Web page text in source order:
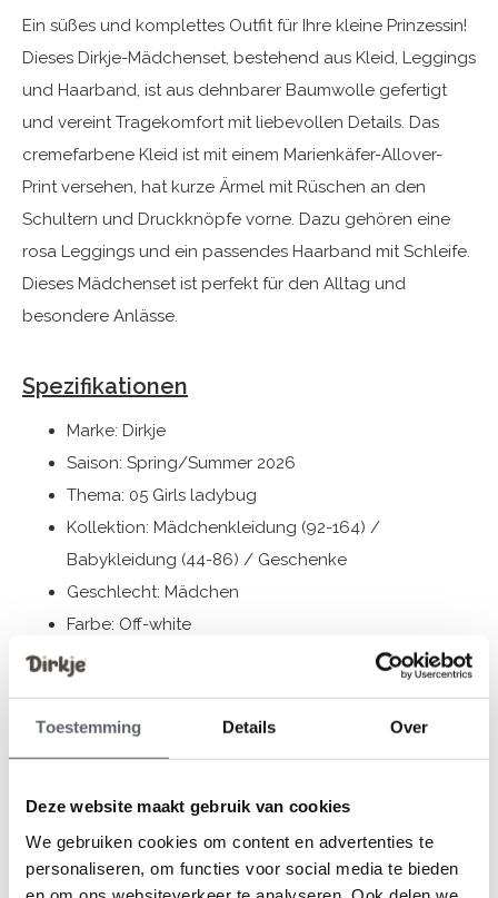
Toestemming Details Over
Deze website maakt gebruik van cookies
We gebruiken cookies om content en advertenties te
personaliseren, om functies voor social media te bieden
Ein süßes und komplettes Outfit für Ihre kleine Prinzessin!
Dieses Dirkje-Mädchenset, bestehend aus Kleid, Leggings
und Haarband, ist aus dehnbarer Baumwolle gefertigt
und vereint Tragekomfort mit liebevollen Details. Das
cremefarbene Kleid ist mit einem Marienkäfer-Allover-
Print versehen, hat kurze Ärmel mit Rüschen an den
Schultern und Druckknöpfe vorne. Dazu gehören eine
rosa Leggings und ein passendes Haarband mit Schleife.
Dieses Mädchenset ist perfekt für den Alltag und
besondere Anlässe.
Spezifikationen
Marke: Dirkje
Saison: Spring/Summer 2026
Thema: 05 Girls ladybug
Kollektion: Mädchenkleidung (92-164) /
Babykleidung (44-86) / Geschenke
Geschlecht: Mädchen
Farbe: Off-white
Zusammensetzung: 95% Cotton/ 5% Elastane
Die Bekleidung von Dirkje fällt größengerecht aus. Wir
Ihres Kindes auszuwählen.
Sollten Sie zweifeln, klicken Siehierfür unsere
Größentabelle.